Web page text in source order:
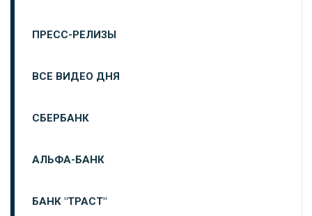
ПРЕСС-РЕЛИЗЫ
ВСЕ ВИДЕО ДНЯ
СБЕРБАНК
АЛЬФА-БАНК
БАНК "ТРАСТ"